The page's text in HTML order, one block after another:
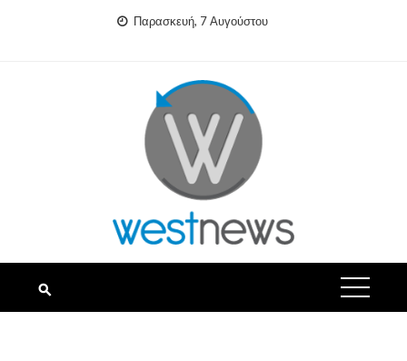
Παρασκευή, 7 Αυγούστου